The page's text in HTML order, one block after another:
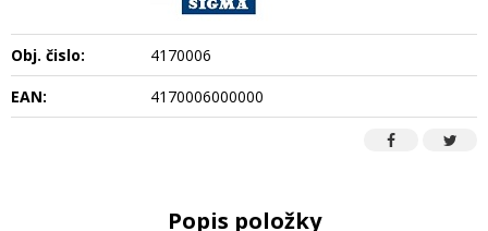
Obj. čislo:
4170006
EAN:
4170006000000
Popis položky